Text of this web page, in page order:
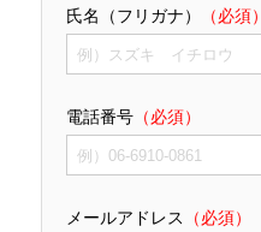
氏名（フリガナ） （必須）
電話番号 （必須）
メールアドレス （必須）